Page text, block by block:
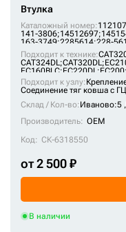
Втулка
Каталожный номер:
141-3806;14512697;
163-3749;2285614;228-
258-8502;
5147655; 514-
BU-4974;CA5147655;
VOE14515418;
Подходит к технике:
CAT324DL;CAT320DL;
EC160BLC;EC220DL ;EC200;
EC180C;EC210B;JS160
Подходит к узлу:
Соединение тяг ковша с
Склад / Кол-во:Иваново:5 ,
Производитель: OEM
Код: СК-6318550
от 2 500 ₽
В наличии
0453507
0482706
0643006
0702501
07143-10505
07144-10505
07144-10606
0810302
0827007
HBP
HCM
HYUNDAI
Hidromek
Hitachi
JOHN DEERE
JY